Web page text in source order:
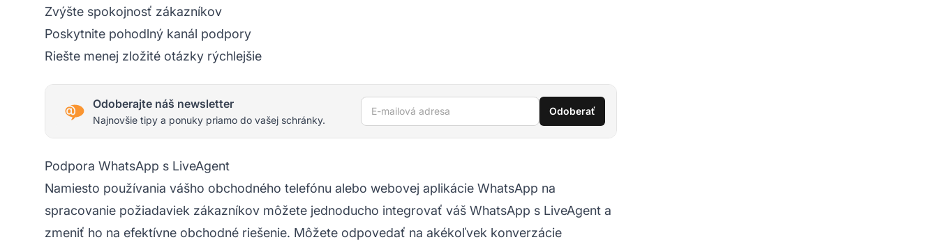
Zvýšte spokojnosť zákazníkov
Poskytnite pohodlný kanál podpory
Riešte menej zložité otázky rýchlejšie
Odoberajte náš newsletter
Najnovšie tipy a ponuky priamo do vašej schránky.
E-mailová adresa Odoberať
Podpora WhatsApp s LiveAgent
Namiesto používania vášho obchodného telefónu alebo webovej aplikácie WhatsApp na
spracovanie požiadaviek zákazníkov môžete jednoducho integrovať váš WhatsApp s LiveAgent a
zmeniť ho na efektívne obchodné riešenie. Môžete odpovedať na akékoľvek konverzácie